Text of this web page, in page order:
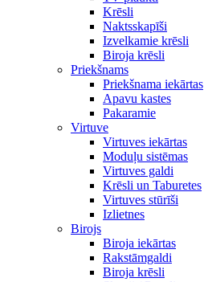
Krēsli
Naktsskapīši
Izvelkamie krēsli
Biroja krēsli
Priekšnams
Priekšnama iekārtas
Apavu kastes
Pakaramie
Virtuve
Virtuves iekārtas
Moduļu sistēmas
Virtuves galdi
Krēsli un Taburetes
Virtuves stūrīši
Izlietnes
Birojs
Biroja iekārtas
Rakstāmgaldi
Biroja krēsli